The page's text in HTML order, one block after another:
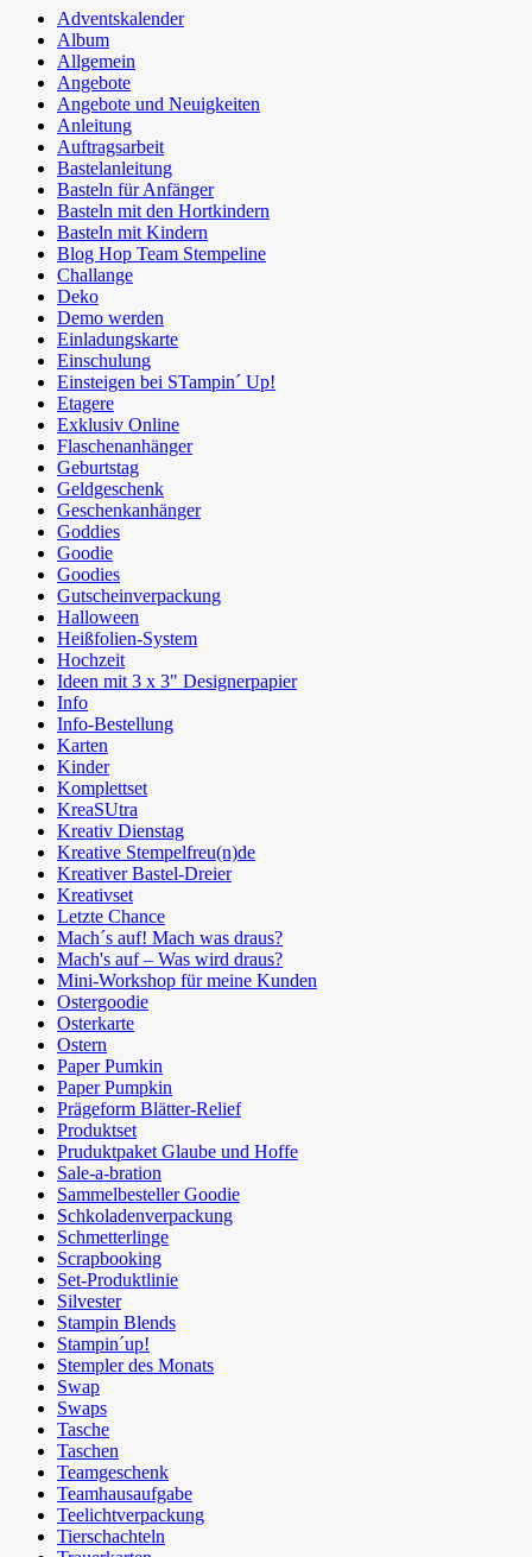
Adventskalender
Album
Allgemein
Angebote
Angebote und Neuigkeiten
Anleitung
Auftragsarbeit
Bastelanleitung
Basteln für Anfänger
Basteln mit den Hortkindern
Basteln mit Kindern
Blog Hop Team Stempeline
Challange
Deko
Demo werden
Einladungskarte
Einschulung
Einsteigen bei STampin´ Up!
Etagere
Exklusiv Online
Flaschenanhänger
Geburtstag
Geldgeschenk
Geschenkanhänger
Goddies
Goodie
Goodies
Gutscheinverpackung
Halloween
Heißfolien-System
Hochzeit
Ideen mit 3 x 3" Designerpapier
Info
Info-Bestellung
Karten
Kinder
Komplettset
KreaSUtra
Kreativ Dienstag
Kreative Stempelfreu(n)de
Kreativer Bastel-Dreier
Kreativset
Letzte Chance
Mach´s auf! Mach was draus?
Mach's auf – Was wird draus?
Mini-Workshop für meine Kunden
Ostergoodie
Osterkarte
Ostern
Paper Pumkin
Paper Pumpkin
Prägeform Blätter-Relief
Produktset
Pruduktpaket Glaube und Hoffe
Sale-a-bration
Sammelbesteller Goodie
Schkoladenverpackung
Schmetterlinge
Scrapbooking
Set-Produktlinie
Silvester
Stampin Blends
Stampin´up!
Stempler des Monats
Swap
Swaps
Tasche
Taschen
Teamgeschenk
Teamhausaufgabe
Teelichtverpackung
Tierschachteln